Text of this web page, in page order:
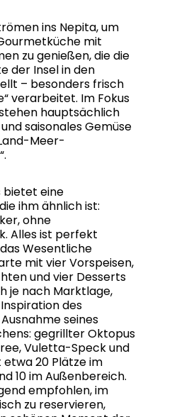
ins Nepita, um
mit
zu genießen, die die
der Insel in den
– besonders frisch
verarbeitet. Im Fokus
hauptsächlich
saisonales Gemüse
Meer-
bietet eine
ihm ähnlich ist:
ohne
Alles ist perfekt
Wesentliche
mit vier Vorspeisen,
und vier Desserts
je nach Marktlage,
des
seines
gegrillter Oktopus
Vuletta-Speck und
etwa 20 Plätze im
10 im Außenbereich.
empfohlen, im
zu reservieren,